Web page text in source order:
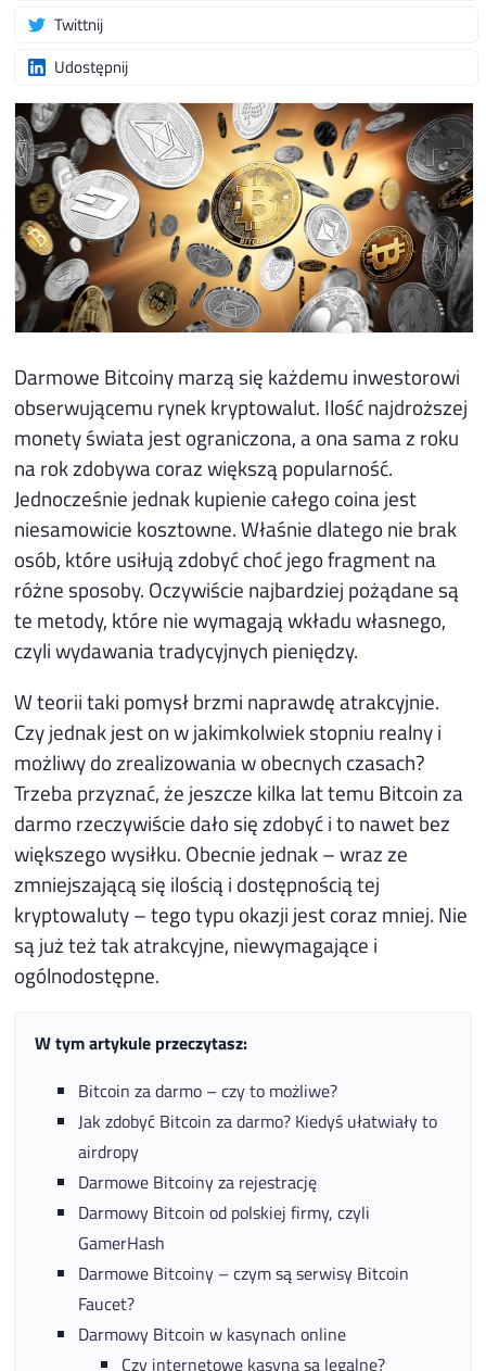
Twittnij
Udostępnij
Darmowe Bitcoiny marzą się każdemu inwestorowi
obserwującemu rynek kryptowalut. Ilość najdroższej
monety świata jest ograniczona, a ona sama z roku
na rok zdobywa coraz większą popularność.
Jednocześnie jednak kupienie całego coina jest
niesamowicie kosztowne. Właśnie dlatego nie brak
osób, które usiłują zdobyć choć jego fragment na
różne sposoby. Oczywiście najbardziej pożądane są
te metody, które nie wymagają wkładu własnego,
czyli wydawania tradycyjnych pieniędzy.
W teorii taki pomysł brzmi naprawdę atrakcyjnie.
Czy jednak jest on w jakimkolwiek stopniu realny i
możliwy do zrealizowania w obecnych czasach?
Trzeba przyznać, że jeszcze kilka lat temu Bitcoin za
darmo rzeczywiście dało się zdobyć i to nawet bez
większego wysiłku. Obecnie jednak – wraz ze
zmniejszającą się ilością i dostępnością tej
kryptowaluty – tego typu okazji jest coraz mniej. Nie
są już też tak atrakcyjne, niewymagające i
ogólnodostępne.
W tym artykule przeczytasz:
Bitcoin za darmo – czy to możliwe?
Jak zdobyć Bitcoin za darmo? Kiedyś ułatwiały to
airdropy
Darmowe Bitcoiny za rejestrację
Darmowy Bitcoin od polskiej firmy, czyli
GamerHash
Darmowe Bitcoiny – czym są serwisy Bitcoin
Faucet?
Darmowy Bitcoin w kasynach online
Czy internetowe kasyna są legalne?